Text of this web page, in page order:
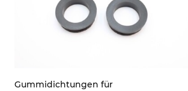
Gummidichtungen für